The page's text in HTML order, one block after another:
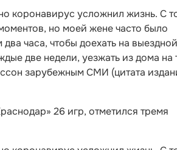
коронавирус усложнил жизнь. С
но моей жене часто было
часа, чтобы доехать на выездной
две недели, уезжать из дома на
зарубежным СМИ (цитата
26 игр, отметился тремя